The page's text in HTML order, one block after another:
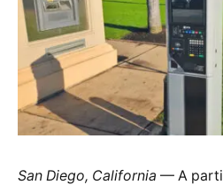
San Diego, California — A